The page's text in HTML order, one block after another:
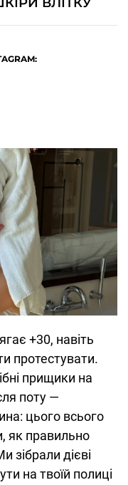
+30, навіть
протестувати.
прищики на
поту —
цього всього
як правильно
зібрали дієві
на твоїй полиці